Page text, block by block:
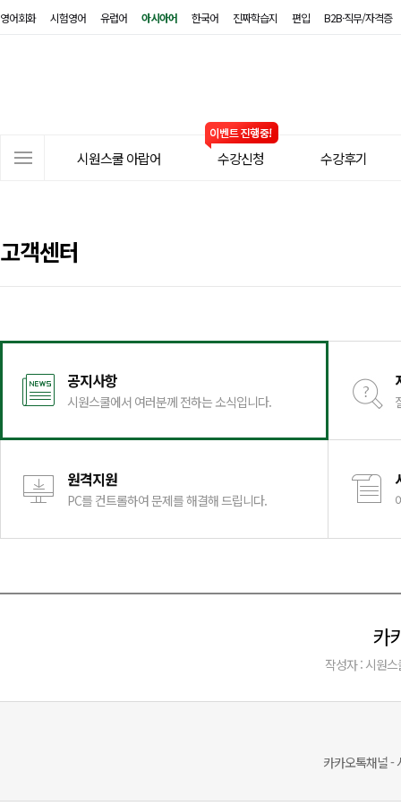
영어회화 시험영어 유럽어 아시아어 한국어 진짜학습지 편입 B2B·직무/자격증
시원스쿨 아랍어 수강신청 수강후기
고객센터
공지사항
시원스쿨에서 여러분께 전하는 소식입니다.
원격지원
PC를 컨트롤하여 문제를 해결해 드립니다.
카
작성자 : 시원스
카카오톡채널 -